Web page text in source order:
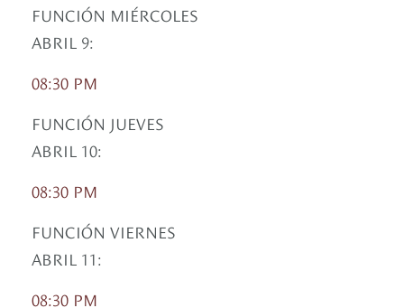
FUNCIÓN MIÉRCOLES
ABRIL 9:
08:30 PM
FUNCIÓN JUEVES
ABRIL 10:
08:30 PM
FUNCIÓN VIERNES
ABRIL 11:
08:30 PM